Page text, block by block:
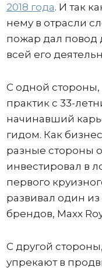
2018 года. И так
нему в отрасли
пожар дал повод
всей его
С одной
практик с 33-
начинавший
гидом. Как
разные стороны
инвестировал в
первого
развивал один
брендов, Maxx
С другой
упрекают в